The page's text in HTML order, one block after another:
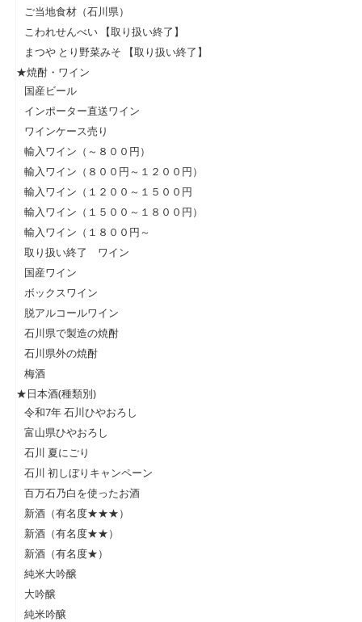
ご当地食材（石川県）
こわれせんべい 【取り扱い終了】
まつや とり野菜みそ 【取り扱い終了】
★焼酎・ワイン
国産ビール
インポーター直送ワイン
ワインケース売り
輸入ワイン（～８００円）
輸入ワイン（８００円～１２００円）
輸入ワイン（１２００～１５００円
輸入ワイン（１５００～１８００円）
輸入ワイン（１８００円～
取り扱い終了 ワイン
国産ワイン
ボックスワイン
脱アルコールワイン
石川県で製造の焼酎
石川県外の焼酎
梅酒
★日本酒(種類別)
令和7年 石川ひやおろし
富山県ひやおろし
石川 夏にごり
石川 初しぼりキャンペーン
百万石乃白を使ったお酒
新酒（有名度★★★）
新酒（有名度★★）
新酒（有名度★）
純米大吟醸
大吟醸
純米吟醸